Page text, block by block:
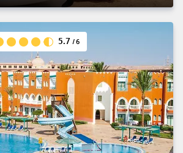
5.7 /6